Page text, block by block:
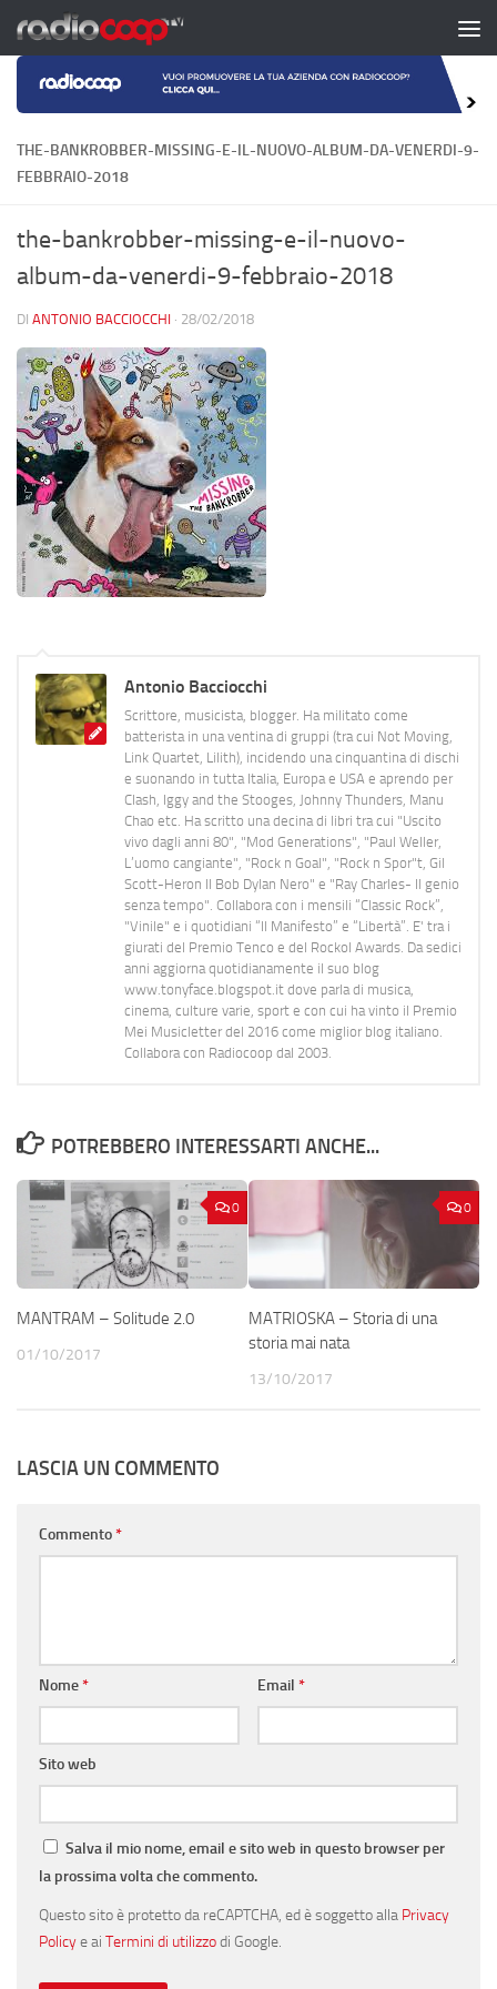
Salta al contenuto
THE-BANKROBBER-MISSING-E-IL-NUOVO-ALBUM-DA-VENERDI-9-
FEBBRAIO-2018
the-bankrobber-missing-e-il-nuovo-
album-da-venerdi-9-febbraio-2018
DI ANTONIO BACCIOCCHI · 28/02/2018
Antonio Bacciocchi
Scrittore, musicista, blogger. Ha militato come
batterista in una ventina di gruppi (tra cui Not Moving,
Link Quartet, Lilith), incidendo una cinquantina di dischi
e suonando in tutta Italia, Europa e USA e aprendo per
Clash, Iggy and the Stooges, Johnny Thunders, Manu
Chao etc. Ha scritto una decina di libri tra cui "Uscito
vivo dagli anni 80", "Mod Generations", "Paul Weller,
L’uomo cangiante", "Rock n Goal", "Rock n Spor"t, Gil
Scott-Heron Il Bob Dylan Nero" e "Ray Charles- Il genio
senza tempo". Collabora con i mensili “Classic Rock”,
"Vinile" e i quotidiani “Il Manifesto” e “Libertà”. E' tra i
giurati del Premio Tenco e del Rockol Awards. Da sedici
anni aggiorna quotidianamente il suo blog
www.tonyface.blogspot.it dove parla di musica,
cinema, culture varie, sport e con cui ha vinto il Premio
Mei Musicletter del 2016 come miglior blog italiano.
Collabora con Radiocoop dal 2003.
POTREBBERO INTERESSARTI ANCHE...
0
MANTRAM – Solitude 2.0
01/10/2017
0
MATRIOSKA – Storia di una
storia mai nata
13/10/2017
LASCIA UN COMMENTO
Commento*
Nome* Email *
Sito web
Salva il mio nome, email e sito web in questo browser per
la prossima volta che commento.
Questo sito è protetto da reCAPTCHA, ed è soggetto alla Privacy
Policye ai Termini di utilizzodi Google.